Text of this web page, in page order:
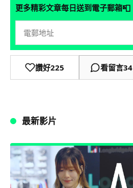
更多精彩文章每日送到電子郵箱📮
讚好225 看留言34
最新影片